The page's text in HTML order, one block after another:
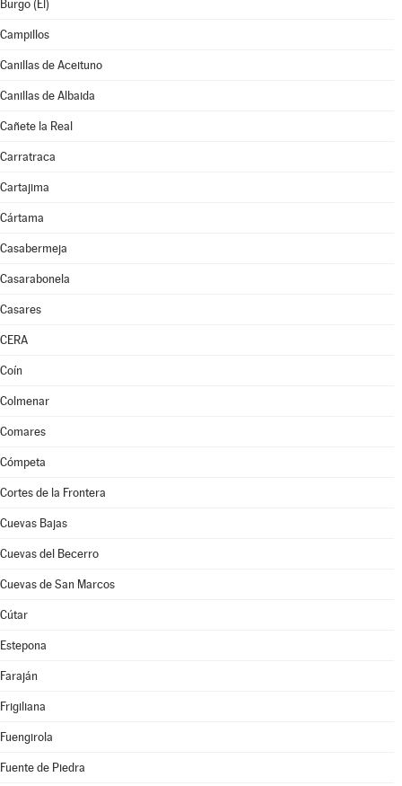
Burgo (El)
Campillos
Canillas de Aceituno
Canillas de Albaida
Cañete la Real
Carratraca
Cartajima
Cártama
Casabermeja
Casarabonela
Casares
CERA
Coín
Colmenar
Comares
Cómpeta
Cortes de la Frontera
Cuevas Bajas
Cuevas del Becerro
Cuevas de San Marcos
Cútar
Estepona
Faraján
Frigiliana
Fuengirola
Fuente de Piedra